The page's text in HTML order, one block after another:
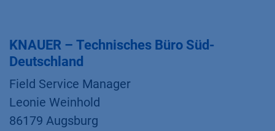
KNAUER – Technisches Büro Süd-
Deutschland
Field Service Manager
Leonie Weinhold
86179 Augsburg